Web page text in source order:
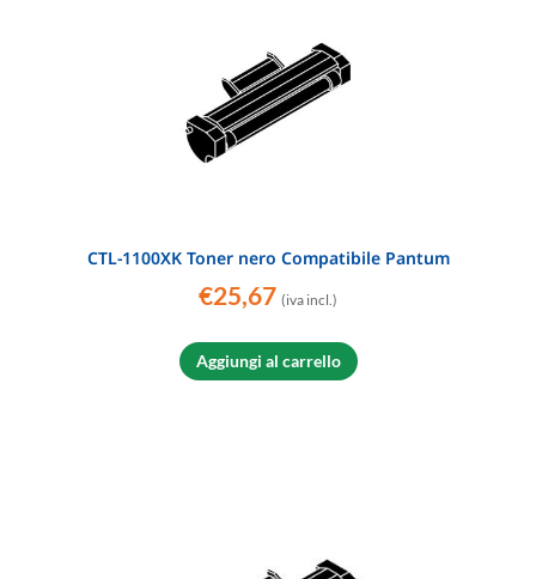
CTL-1100XK Toner nero Compatibile Pantum
€25,67 (iva incl.)
Aggiungi al carrello